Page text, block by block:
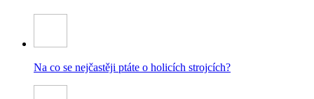
Na co se nejčastěji ptáte o holicích strojcích?